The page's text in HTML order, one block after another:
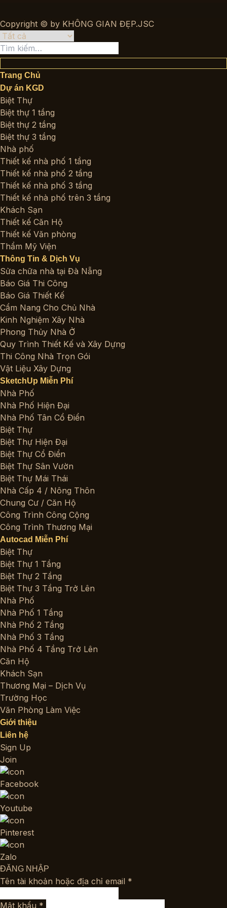
Copyright © by KHÔNG GIAN ĐẸP.JSC
Tìm
kiếm:
Trang Chủ
Dự án KGD
Biệt Thự
Biệt thự 1 tầng
Biệt thự 2 tầng
Biệt thự 3 tầng
Nhà phố
Thiết kế nhà phố 1 tầng
Thiết kế nhà phố 2 tầng
Thiết kế nhà phố 3 tầng
Thiết kế nhà phố trên 3 tầng
Khách Sạn
Thiết kế Căn Hộ
Thiết kế Văn phòng
Thẩm Mỹ Viện
Thông Tin & Dịch Vụ
Sửa chữa nhà tại Đà Nẵng
Báo Giá Thi Công
Báo Giá Thiết Kế
Cẩm Nang Cho Chủ Nhà
Kinh Nghiệm Xây Nhà
Phong Thủy Nhà Ở
Quy Trình Thiết Kế và Xây Dựng
Thi Công Nhà Trọn Gói
Vật Liệu Xây Dựng
SketchUp Miễn Phí
Nhà Phố
Nhà Phố Hiện Đại
Nhà Phố Tân Cổ Điển
Biệt Thự
Biệt Thự Hiện Đại
Biệt Thự Cổ Điển
Biệt Thự Sân Vườn
Biệt Thự Mái Thái
Nhà Cấp 4 / Nông Thôn
Chung Cư / Căn Hộ
Công Trình Công Cộng
Công Trình Thương Mại
Autocad Miễn Phí
Biệt Thự
Biệt Thự 1 Tầng
Biệt Thự 2 Tầng
Biệt Thự 3 Tầng Trở Lên
Nhà Phố
Nhà Phố 1 Tầng
Nhà Phố 2 Tầng
Nhà Phố 3 Tầng
Nhà Phố 4 Tầng Trở Lên
Căn Hộ
Khách Sạn
Thương Mại – Dịch Vụ
Trường Học
Văn Phòng Làm Việc
Giới thiệu
Liên hệ
Sign Up
Join
Facebook
Youtube
Pinterest
Zalo
ĐĂNG NHẬP
Tên tài khoản hoặc địa chỉ email *
Mật khẩu *